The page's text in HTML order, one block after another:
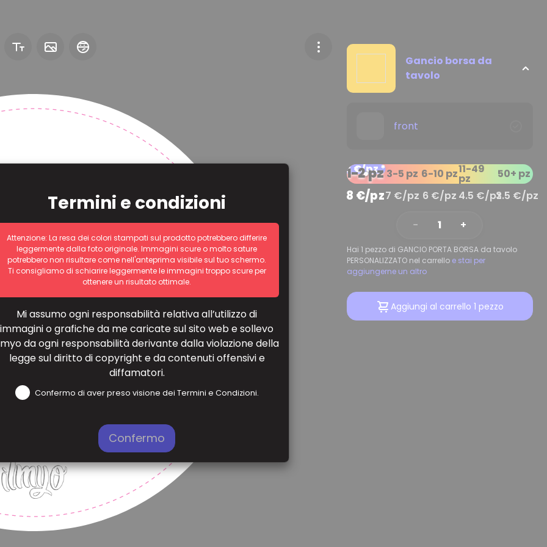
Termini e condizioni
Attenzione: La resa dei colori stampati sul prodotto potrebbero differire
leggermente dalla foto originale. Immagini scure o molto sature
potrebbero non risultare come nell'anteprima visibile sul tuo schermo.
Ti consigliamo di schiarire leggermente le immagini troppo scure per
ottenere un risultato ottimale.
Mi assumo ogni responsabilità relativa all’utilizzo di
immagini o grafiche da me caricate sul sito web e sollevo
da ogni responsabilità derivante dalla violazione della
legge sul diritto di copyright e da contenuti offensivi e
diffamatori.
Confermo di aver preso visione dei Termini e Condizioni.
Confermo
Gancio borsa da
tavolo
front
1-2 pz3-5 pz 6-10 pz11-49
pz 50+ pz
8 €/pz*
8 €/pz7 €/pz 6 €/pz 4.5 €/pz3.5 €/pz
− 1 +
Hai 1 pezzo di GANCIO PORTA BORSA da tavolo
PERSONALIZZATO nel carrello e stai per
aggiungerne un altro
Aggiungi al carrello 1 pezzo